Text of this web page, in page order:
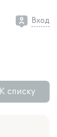
Вход
К списку